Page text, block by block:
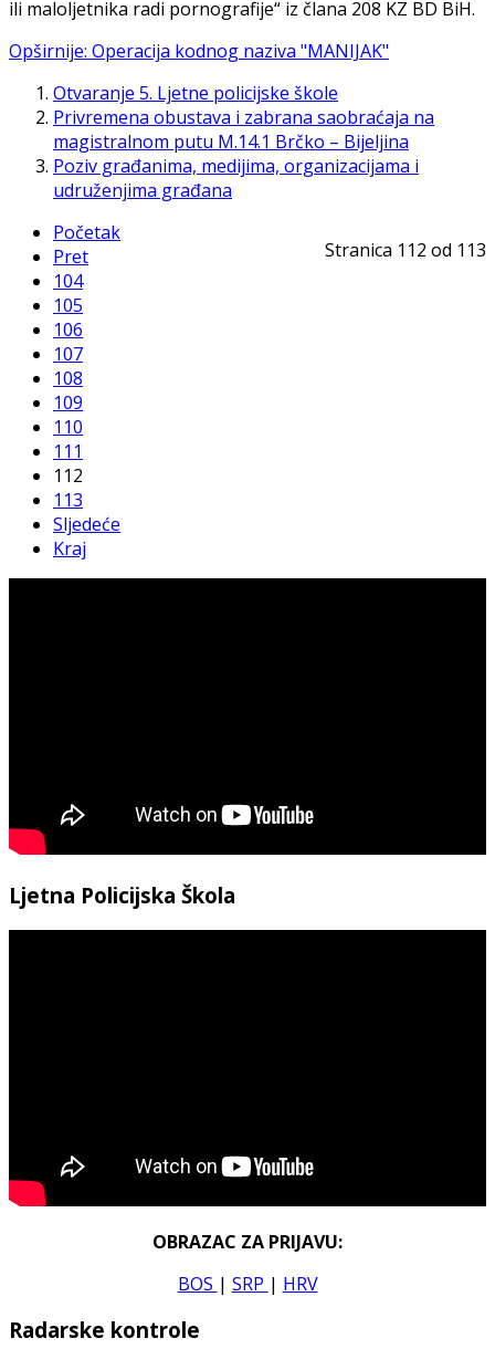
ili maloljetnika radi pornografije“ iz člana 208 KZ BD BiH.
Opširnije: Operacija kodnog naziva "MANIJAK"
Otvaranje 5. Ljetne policijske škole
Privremena obustava i zabrana saobraćaja na
magistralnom putu M.14.1 Brčko – Bijeljina
Poziv građanima, medijima, organizacijama i
udruženjima građana
Stranica 112 od 113
Početak
Pret
104
105
106
107
108
109
110
111
112
113
Sljedeće
Kraj
Ljetna Policijska Škola
OBRAZAC ZA PRIJAVU:
BOS | SRP | HRV
Radarske kontrole